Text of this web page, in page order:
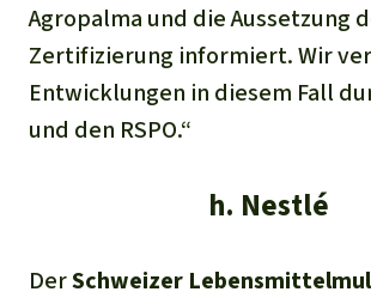
Agropalma und die Aussetzung
Zertifizierung informiert. Wir
Entwicklungen in diesem Fall
und den RSPO.“
h. Nestlé
DerSchweizer